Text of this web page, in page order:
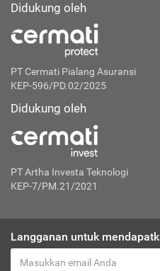
Didukung oleh
PT Cermati Pialang Asuransi
KEP-596/PD.02/2025
Didukung oleh
PT Artha Investa Teknologi
KEP-7/PM.21/2021
Langganan untuk